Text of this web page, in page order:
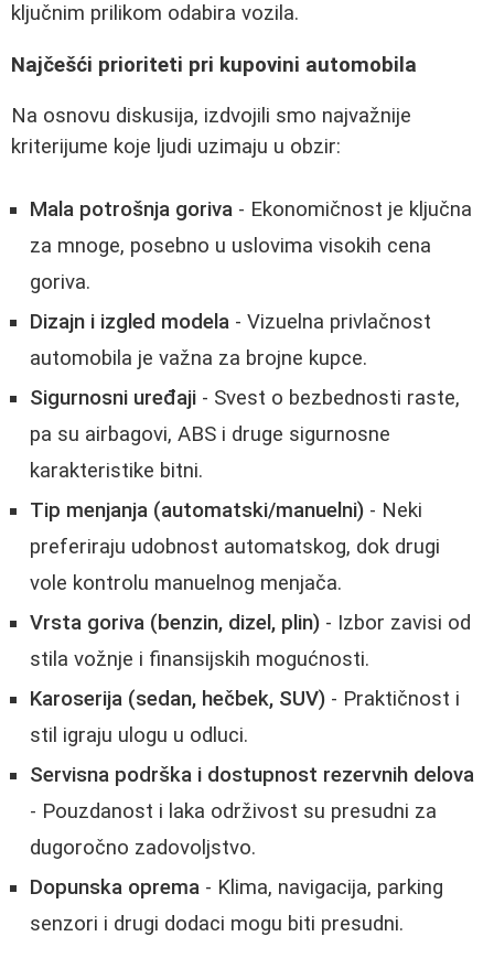
ključnim prilikom odabira vozila.
Najčešći prioriteti pri kupovini automobila
Na osnovu diskusija, izdvojili smo najvažnije
kriterijume koje ljudi uzimaju u obzir:
Mala potrošnja goriva - Ekonomičnost je ključna
za mnoge, posebno u uslovima visokih cena
goriva.
Dizajn i izgled modela - Vizuelna privlačnost
automobila je važna za brojne kupce.
Sigurnosni uređaji - Svest o bezbednosti raste,
pa su airbagovi, ABS i druge sigurnosne
karakteristike bitni.
Tip menjanja (automatski/manuelni) - Neki
preferiraju udobnost automatskog, dok drugi
vole kontrolu manuelnog menjača.
Vrsta goriva (benzin, dizel, plin) - Izbor zavisi od
stila vožnje i finansijskih mogućnosti.
Karoserija (sedan, hečbek, SUV) - Praktičnost i
stil igraju ulogu u odluci.
Servisna podrška i dostupnost rezervnih delova
- Pouzdanost i laka održivost su presudni za
dugoročno zadovoljstvo.
Dopunska oprema - Klima, navigacija, parking
senzori i drugi dodaci mogu biti presudni.